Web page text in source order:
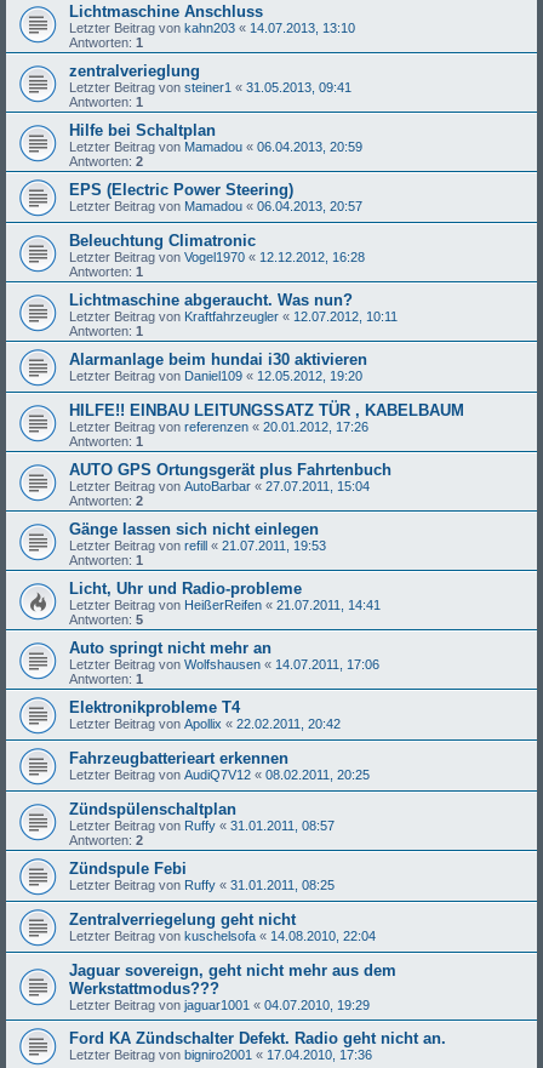
Lichtmaschine Anschluss
Letzter Beitrag von kahn203 « 14.07.2013, 13:10
Antworten: 1
zentralverieglung
Letzter Beitrag von steiner1 « 31.05.2013, 09:41
Antworten: 1
Hilfe bei Schaltplan
Letzter Beitrag von Mamadou « 06.04.2013, 20:59
Antworten: 2
EPS (Electric Power Steering)
Letzter Beitrag von Mamadou « 06.04.2013, 20:57
Beleuchtung Climatronic
Letzter Beitrag von Vogel1970 « 12.12.2012, 16:28
Antworten: 1
Lichtmaschine abgeraucht. Was nun?
Letzter Beitrag von Kraftfahrzeugler « 12.07.2012, 10:11
Antworten: 1
Alarmanlage beim hundai i30 aktivieren
Letzter Beitrag von Daniel109 « 12.05.2012, 19:20
HILFE!! EINBAU LEITUNGSSATZ TÜR , KABELBAUM
Letzter Beitrag von referenzen « 20.01.2012, 17:26
Antworten: 1
AUTO GPS Ortungsgerät plus Fahrtenbuch
Letzter Beitrag von AutoBarbar « 27.07.2011, 15:04
Antworten: 2
Gänge lassen sich nicht einlegen
Letzter Beitrag von refill « 21.07.2011, 19:53
Antworten: 1
Licht, Uhr und Radio-probleme
Letzter Beitrag von HeißerReifen « 21.07.2011, 14:41
Antworten: 5
Auto springt nicht mehr an
Letzter Beitrag von Wolfshausen « 14.07.2011, 17:06
Antworten: 1
Elektronikprobleme T4
Letzter Beitrag von Apollix « 22.02.2011, 20:42
Fahrzeugbatterieart erkennen
Letzter Beitrag von AudiQ7V12 « 08.02.2011, 20:25
Zündspülenschaltplan
Letzter Beitrag von Ruffy « 31.01.2011, 08:57
Antworten: 2
Zündspule Febi
Letzter Beitrag von Ruffy « 31.01.2011, 08:25
Zentralverriegelung geht nicht
Letzter Beitrag von kuschelsofa « 14.08.2010, 22:04
Jaguar sovereign, geht nicht mehr aus dem
Werkstattmodus???
Letzter Beitrag von jaguar1001 « 04.07.2010, 19:29
Ford KA Zündschalter Defekt. Radio geht nicht an.
Letzter Beitrag von bigniro2001 « 17.04.2010, 17:36